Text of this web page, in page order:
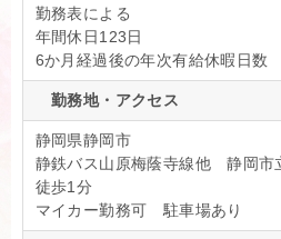
勤務表による
年間休日123日
6か月経過後の年次有給休暇日数
勤務地・アクセス
静岡県静岡市
静鉄バス山原梅蔭寺線他 静岡
徒歩1分
マイカー勤務可 駐車場あり